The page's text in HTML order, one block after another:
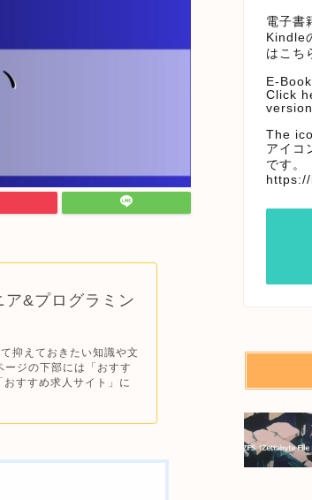
&プログラミン
抑えておきたい知識や文
ジの下部には「おすす
すすめ求人サイト」に
電子書
Kindle
はこち
E-
Click
The
アイコ
です。